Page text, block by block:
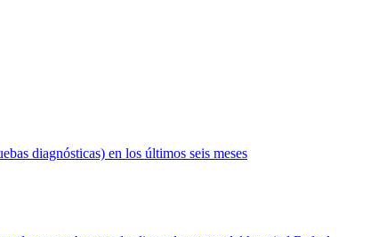
diagnósticas) en los últimos seis meses